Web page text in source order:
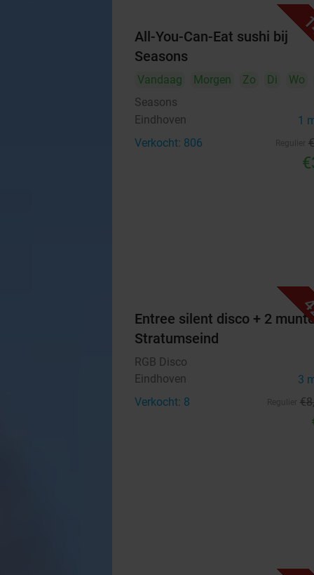
All-You-Can-Eat sushi bij
Seasons
Vandaag Morgen Zo Di Wo
Seasons
Eindhoven 1
Verkocht: 806
Entree silent disco + 2
Stratumseind
RGB Disco
Eindhoven
3
Verkocht: 8 €8